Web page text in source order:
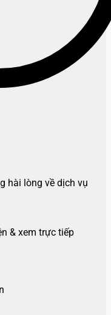
hài lòng về dịch vụ
& xem trực tiếp